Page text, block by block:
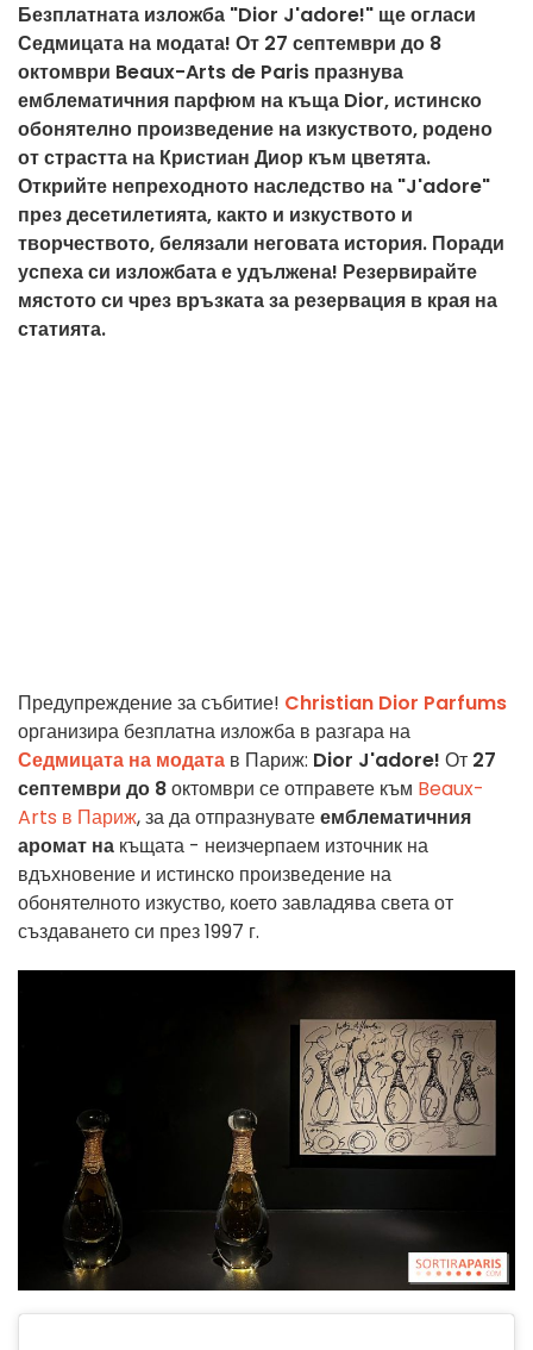
Безплатната изложба "Dior J'adore!" ще огласи
Седмицата на модата! От 27 септември до 8
октомври Beaux-Arts de Paris празнува
емблематичния парфюм на къща Dior, истинско
обонятелно произведение на изкуството, родено
от страстта на Кристиан Диор към цветята.
Открийте непреходното наследство на "J'adore"
през десетилетията, както и изкуството и
творчеството, белязали неговата история. Поради
успеха си изложбата е удължена! Резервирайте
мястото си чрез връзката за резервация в края на
статията.
Предупреждение за събитие! Christian Dior Parfums
организира безплатна изложба в разгара на
Седмицата на модата в Париж: Dior J'adore! От 27
септември до 8октомври се отправете към Beaux-
Arts в Париж, за да отпразнуватеемблематичния
аромат на къщата - неизчерпаем източник на
вдъхновение и истинско произведение на
обонятелното изкуство, което завладява света от
създаването си през 1997 г.